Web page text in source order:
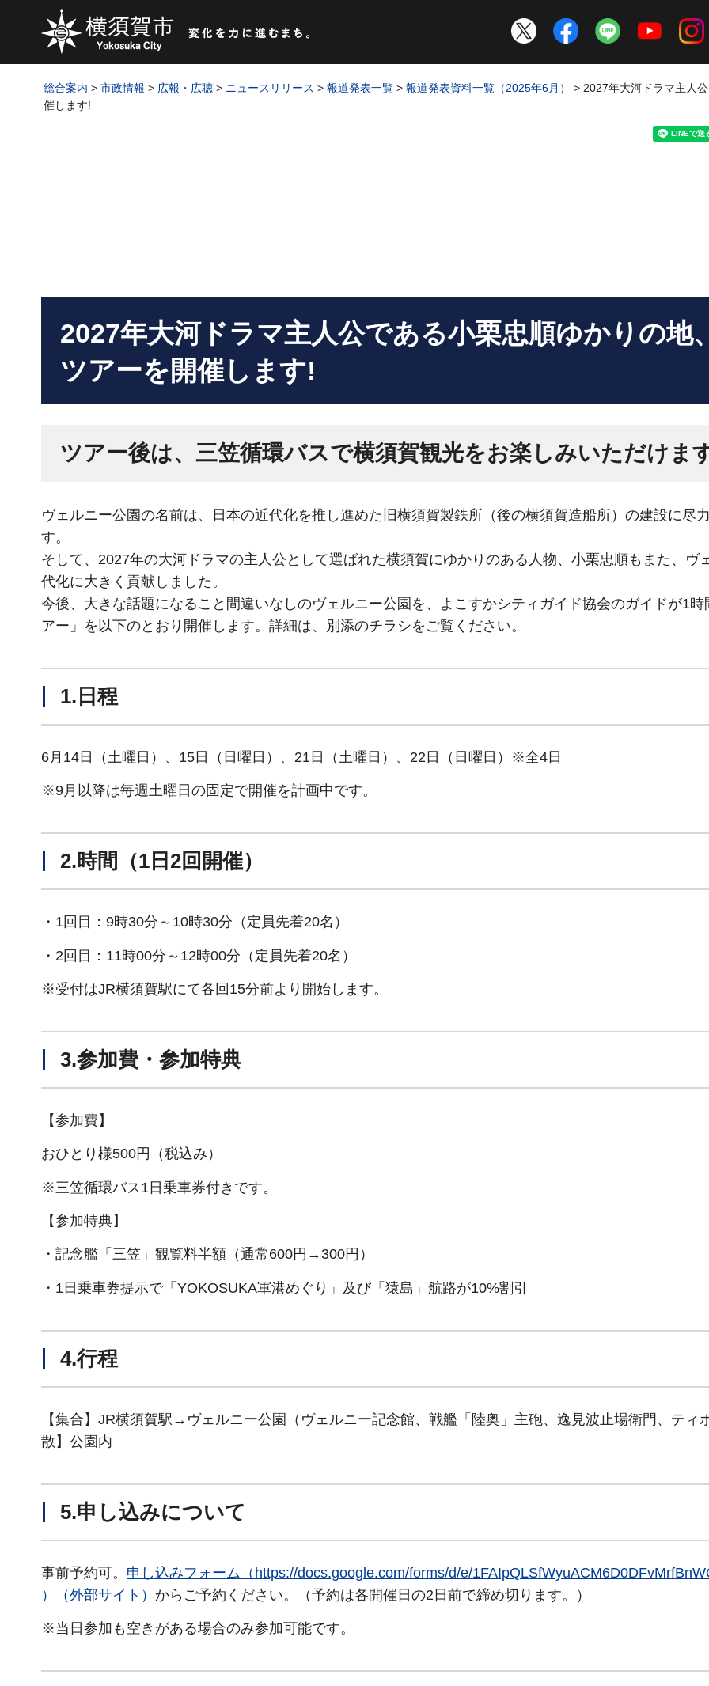
総合案内 > 市政情報 > 広報・広聴 > ニュースリリース > 報道発表一覧 > 報道発表資料一覧（2025年6月）
> 2027年大河ドラマ主人
催します!
2027年大河ドラマ主人公である小栗忠順ゆかりの地
ツアーを開催します!
ツアー後は、三笠循環バスで横須賀観光をお楽しみいただけま
ヴェルニー公園の名前は、日本の近代化を推し進めた旧横須賀製鉄所（後の横須賀造船所）の建設に尽
す。
そして、2027年の大河ドラマの主人公として選ばれた横須賀にゆかりのある人物、小栗忠順もまた、
代化に大きく貢献しました。
今後、大きな話題になること間違いなしのヴェルニー公園を、よこすかシティガイド協会のガイドが1
アー」を以下のとおり開催します。詳細は、別添のチラシをご覧ください。
1.日程
6月14日（土曜日）、15日（日曜日）、21日（土曜日）、22日（日曜日）※全4日
※9月以降は毎週土曜日の固定で開催を計画中です。
2.時間（1日2回開催）
・1回目：9時30分～10時30分（定員先着20名）
・2回目：11時00分～12時00分（定員先着20名）
※受付はJR横須賀駅にて各回15分前より開始します。
3.参加費・参加特典
【参加費】
おひとり様500円（税込み）
※三笠循環バス1日乗車券付きです。
【参加特典】
・記念艦「三笠」観覧料半額（通常600円→300円）
・1日乗車券提示で「YOKOSUKA軍港めぐり」及び「猿島」航路が10%割引
4.行程
【集合】JR横須賀駅→ヴェルニー公園（ヴェルニー記念館、戦艦「陸奥」主砲、逸見波止場衛門、テ
散】公園内
5.申し込みについて
事前予約可。 申し込みフォーム（https://docs.google.com/forms/d/e/
）（外部サイト） からご予約ください。（予約は各開催日の2日前で締め切ります。）
※当日参加も空きがある場合のみ参加可能です。